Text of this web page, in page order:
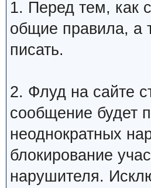
1. Перед тем, как
общие правила, а
писать.
2. Флуд на сайте
сообщение будет
неоднократных
блокирование
нарушителя.